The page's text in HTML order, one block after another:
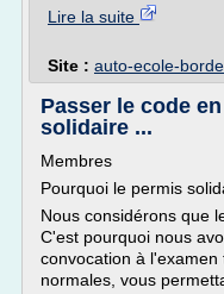
Lire la suite
Site : auto-ecole-
Passer le code
solidaire ...
Membres
Pourquoi le permis
Nous considérons que
C'est pourquoi nous
convocation à
normales, vous